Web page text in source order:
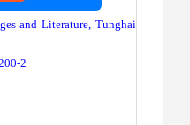
and Literature, Tunghai
2